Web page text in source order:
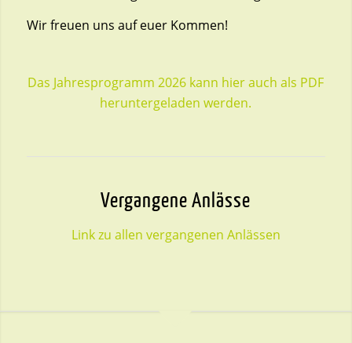
Wir freuen uns auf euer Kommen!
Das Jahresprogramm 2026 kann hier auch als PDF
heruntergeladen werden.
Vergangene Anlässe
Link zu allen vergangenen Anlässen